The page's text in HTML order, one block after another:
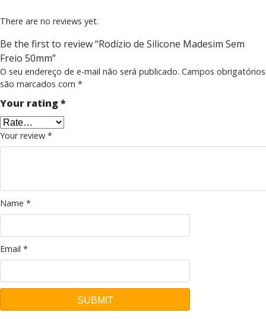
There are no reviews yet.
Be the first to review “Rodízio de Silicone Madesim Sem
Freio 50mm”
O seu endereço de e-mail não será publicado. Campos obrigatórios
são marcados com *
Your rating*
Your review *
Name *
Email *